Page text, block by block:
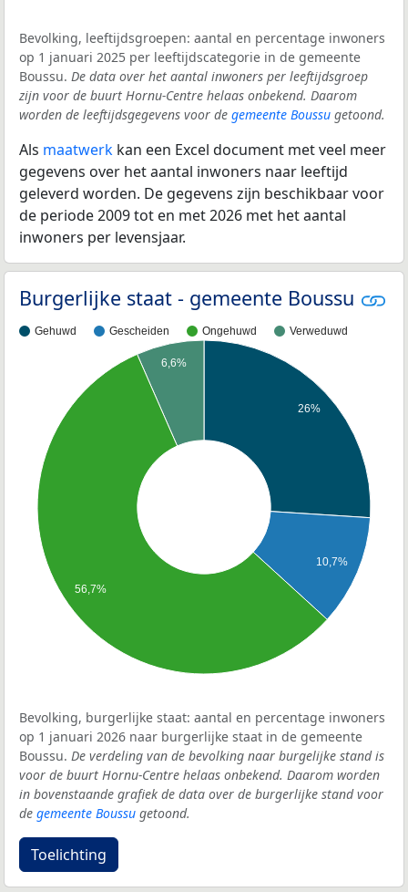
Bevolking, leeftijdsgroepen: aantal en percentage inwoners
op 1 januari 2025 per leeftijdscategorie in de gemeente
Boussu. De data over het aantal inwoners per leeftijdsgroep
zijn voor de buurt Hornu-Centre helaas onbekend. Daarom
worden de leeftijdsgegevens voor de gemeente Boussu getoond.
Als maatwerk kan een Excel document met veel meer
gegevens over het aantal inwoners naar leeftijd
geleverd worden. De gegevens zijn beschikbaar voor
de periode 2009 tot en met 2026 met het aantal
inwoners per levensjaar.
Burgerlijke staat - gemeente Boussu
Gehuwd Gescheiden Ongehuwd Verweduwd
26%
10,7%
6,6%
56,7%
Bevolking, burgerlijke staat: aantal en percentage inwoners
op 1 januari 2026 naar burgerlijke staat in de gemeente
Boussu. De verdeling van de bevolking naar burgelijke stand is
voor de buurt Hornu-Centre helaas onbekend. Daarom worden
in bovenstaande grafiek de data over de burgerlijke stand voor
de gemeente Boussu getoond.
Toelichting